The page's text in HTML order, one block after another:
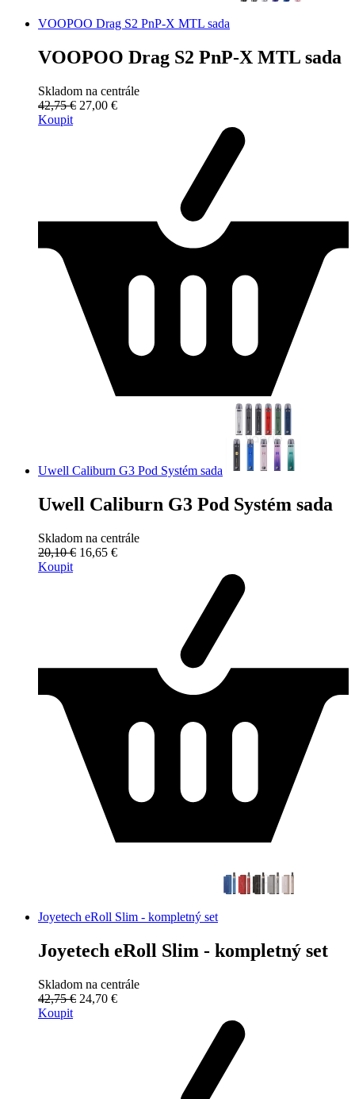
VOOPOO Drag S2 PnP-X MTL sada
VOOPOO Drag S2 PnP-X MTL sada
Skladom na centrále
42,75 € 27,00 €
Koupit
Uwell Caliburn G3 Pod Systém sada
Uwell Caliburn G3 Pod Systém sada
Skladom na centrále
20,10 € 16,65 €
Koupit
Joyetech eRoll Slim - kompletný set
Joyetech eRoll Slim - kompletný set
Skladom na centrále
42,75 € 24,70 €
Koupit